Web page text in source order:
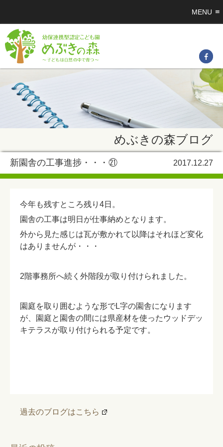
MENU
めぶきの森ブログ
新園舎の工事進捗・・・㉑ 2017.12.27
今年も残すところ残り4日。
園舎の工事は明日が仕事納めとなります。
外から見た感じは瓦が敷かれて以降はそれほど変化
はありませんが・・・
2階事務所へ続く外階段が取り付けられました。
園庭を取り囲むような形でL字の園舎になります
が、園庭と園舎の間には県産材を使ったウッドデッ
キテラスが取り付けられる予定です。
過去のブログはこちら